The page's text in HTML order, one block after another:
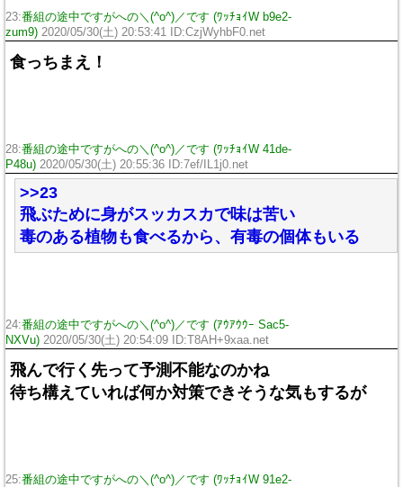
23:番組の途中ですがへの＼(^o^)／です (ﾜｯﾁｮｲW b9e2-
zum9) 2020/05/30(土) 20:53:41 ID:CzjWyhbF0.net
食っちまえ！
28:番組の途中ですがへの＼(^o^)／です (ﾜｯﾁｮｲW 41de-
P48u) 2020/05/30(土) 20:55:36 ID:7ef/IL1j0.net
>>23
飛ぶために身がスッカスカで味は苦い
毒のある植物も食べるから、有毒の個体もいる
24:番組の途中ですがへの＼(^o^)／です (ｱｳｱｳｳｰ Sac5-
NXVu) 2020/05/30(土) 20:54:09 ID:T8AH+9xaa.net
飛んで行く先って予測不能なのかね
待ち構えていれば何か対策できそうな気もするが
25:番組の途中ですがへの＼(^o^)／です (ﾜｯﾁｮｲW 91e2-